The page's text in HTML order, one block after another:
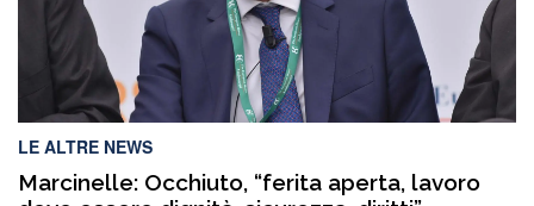
LE ALTRE NEWS
Marcinelle: Occhiuto, “ferita aperta, lavoro